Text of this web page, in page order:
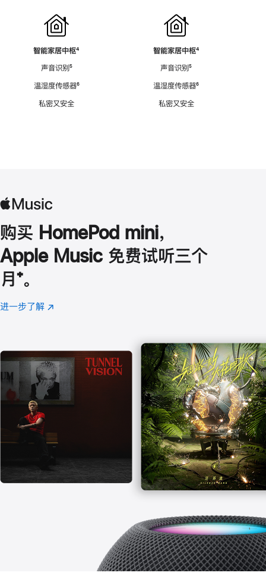
智能家居中枢脚
⁴
声音识别脚
⁵
温湿度传感器脚
⁶
私密又安全
智能家居中枢脚
⁴
声音识别脚
⁵
温湿度传感器脚
⁶
私密又安全
购买 HomePod mini，
Apple Music 免费试听三个
月 脚
注
⁺。
进一步了解 Apple
(在
口
中
打
开)